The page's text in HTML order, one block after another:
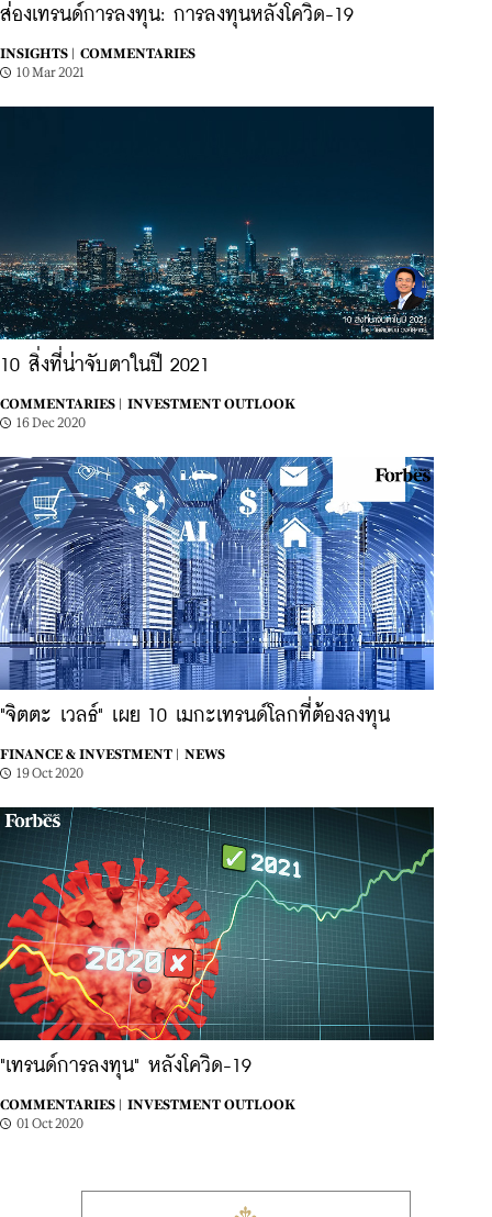
ส่องเทรนด์การลงทุน: การลงทุนหลังโควิด-19
INSIGHTS |
COMMENTARIES
10 Mar 2021
10 สิ่งที่น่าจับตาในปี 2021
COMMENTARIES |
INVESTMENT OUTLOOK
16 Dec 2020
"จิตตะ เวลธ์" เผย 10 เมกะเทรนด์โลกที่ต้องลงทุน
FINANCE & INVESTMENT |
NEWS
19 Oct 2020
"เทรนด์การลงทุน" หลังโควิด-19
COMMENTARIES |
INVESTMENT OUTLOOK
01 Oct 2020